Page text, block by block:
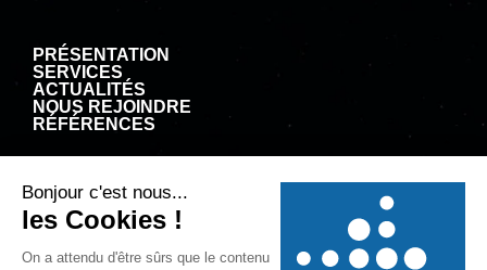
PRÉSENTATION
SERVICES
ACTUALITÉS
NOUS REJOINDRE
RÉFÉRENCES